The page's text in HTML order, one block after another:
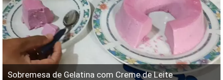
Sobremesa de Gelatina com Creme de Leite